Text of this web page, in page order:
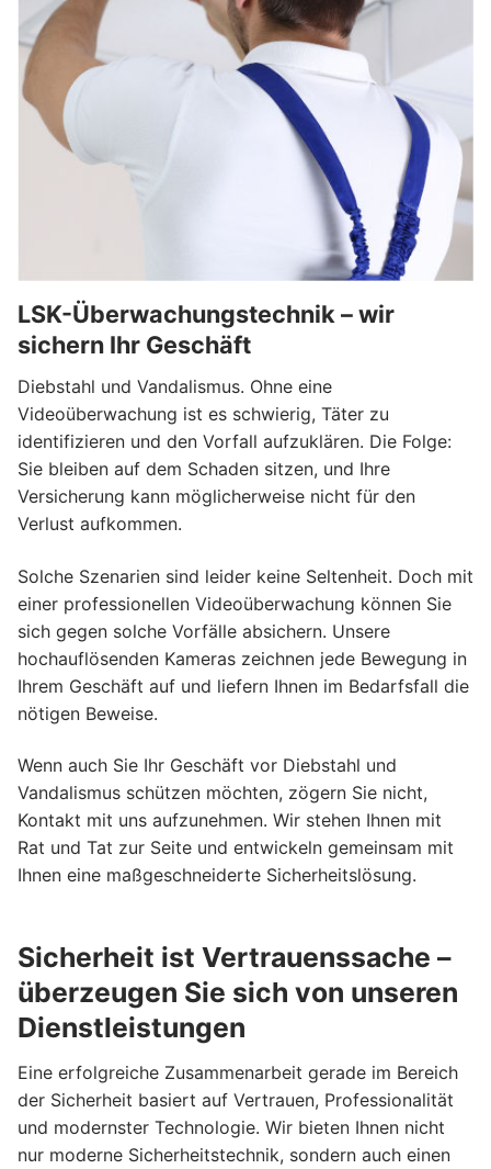
LSK-Überwachungstechnik – wir
sichern Ihr Geschäft
Diebstahl und Vandalismus. Ohne eine
Videoüberwachung ist es schwierig, Täter zu
identifizieren und den Vorfall aufzuklären. Die Folge:
Sie bleiben auf dem Schaden sitzen, und Ihre
Versicherung kann möglicherweise nicht für den
Verlust aufkommen.
Solche Szenarien sind leider keine Seltenheit. Doch mit
einer professionellen Videoüberwachung können Sie
sich gegen solche Vorfälle absichern. Unsere
hochauflösenden Kameras zeichnen jede Bewegung in
Ihrem Geschäft auf und liefern Ihnen im Bedarfsfall die
nötigen Beweise.
Wenn auch Sie Ihr Geschäft vor Diebstahl und
Vandalismus schützen möchten, zögern Sie nicht,
Kontakt mit uns aufzunehmen. Wir stehen Ihnen mit
Rat und Tat zur Seite und entwickeln gemeinsam mit
Ihnen eine maßgeschneiderte Sicherheitslösung.
Sicherheit ist Vertrauenssache –
überzeugen Sie sich von unseren
Dienstleistungen
Eine erfolgreiche Zusammenarbeit gerade im Bereich
der Sicherheit basiert auf Vertrauen, Professionalität
und modernster Technologie. Wir bieten Ihnen nicht
nur moderne Sicherheitstechnik, sondern auch einen